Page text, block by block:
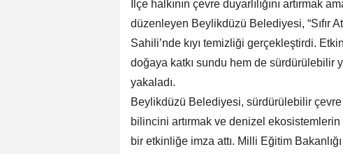
İlçe halkının çevre duyarlılığını artırmak
düzenleyen Beylikdüzü Belediyesi, “Sıfır
Sahili’nde kıyı temizliği gerçekleştirdi.
doğaya katkı sundu hem de sürdürülebilir
yakaladı.
Beylikdüzü Belediyesi, sürdürülebilir çevre
bilincini artırmak ve denizel ekosistemlerin
bir etkinliğe imza attı. Milli Eğitim